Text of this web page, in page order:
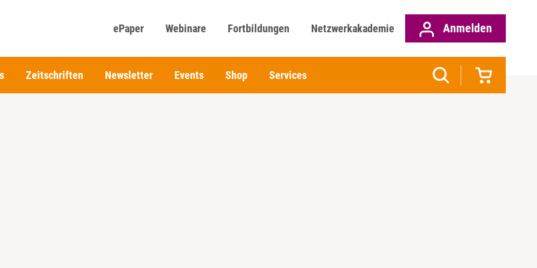
ePaper Webinare Fortbildungen Netzwerkakademie Anmelden
Zeitschriften Newsletter Events Shop Services